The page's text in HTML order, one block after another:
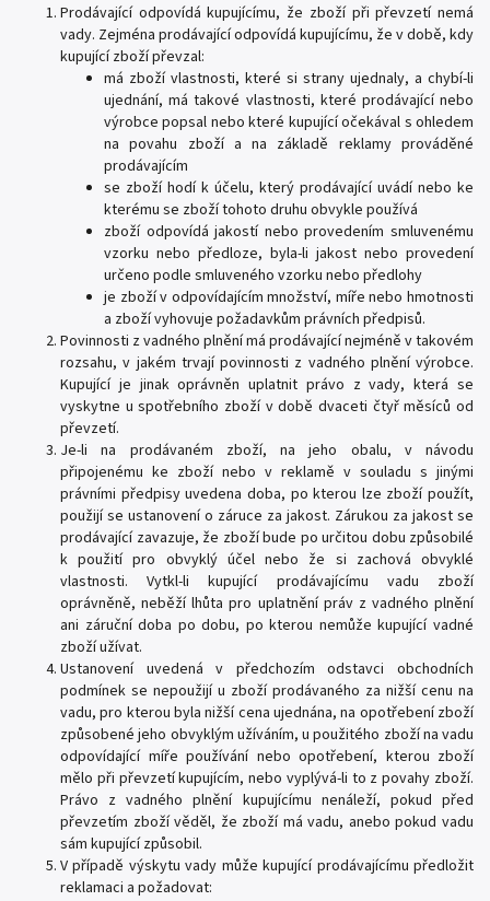
Prodávající odpovídá kupujícímu, že zboží při převzetí nemá
vady. Zejména prodávající odpovídá kupujícímu, že v době, kdy
kupující zboží převzal:
má zboží vlastnosti, které si strany ujednaly, a chybí-li
ujednání, má takové vlastnosti, které prodávající nebo
výrobce popsal nebo které kupující očekával s ohledem
na povahu zboží a na základě reklamy prováděné
prodávajícím
se zboží hodí k účelu, který prodávající uvádí nebo ke
kterému se zboží tohoto druhu obvykle používá
zboží odpovídá jakostí nebo provedením smluvenému
vzorku nebo předloze, byla-li jakost nebo provedení
určeno podle smluveného vzorku nebo předlohy
je zboží v odpovídajícím množství, míře nebo hmotnosti
a zboží vyhovuje požadavkům právních předpisů.
Povinnosti z vadného plnění má prodávající nejméně v takovém
rozsahu, v jakém trvají povinnosti z vadného plnění výrobce.
Kupující je jinak oprávněn uplatnit právo z vady, která se
vyskytne u spotřebního zboží v době dvaceti čtyř měsíců od
převzetí.
Je-li na prodávaném zboží, na jeho obalu, v návodu
připojenému ke zboží nebo v reklamě v souladu s jinými
právními předpisy uvedena doba, po kterou lze zboží použít,
použijí se ustanovení o záruce za jakost. Zárukou za jakost se
prodávající zavazuje, že zboží bude po určitou dobu způsobilé
k použití pro obvyklý účel nebo že si zachová obvyklé
vlastnosti. Vytkl-li kupující prodávajícímu vadu zboží
oprávněně, neběží lhůta pro uplatnění práv z vadného plnění
ani záruční doba po dobu, po kterou nemůže kupující vadné
zboží užívat.
Ustanovení uvedená v předchozím odstavci obchodních
podmínek se nepoužijí u zboží prodávaného za nižší cenu na
vadu, pro kterou byla nižší cena ujednána, na opotřebení zboží
způsobené jeho obvyklým užíváním, u použitého zboží na vadu
odpovídající míře používání nebo opotřebení, kterou zboží
mělo při převzetí kupujícím, nebo vyplývá-li to z povahy zboží.
Právo z vadného plnění kupujícímu nenáleží, pokud před
převzetím zboží věděl, že zboží má vadu, anebo pokud vadu
sám kupující způsobil.
V případě výskytu vady může kupující prodávajícímu předložit
reklamaci a požadovat: